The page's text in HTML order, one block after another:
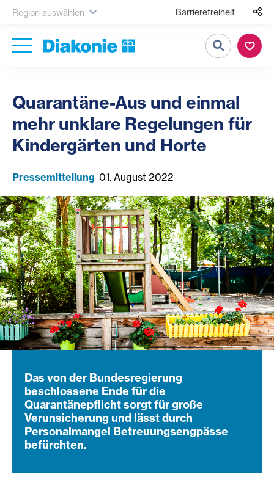
Region auswählen Barrierefreiheit
Suche
Quarantäne-Aus und einmal
mehr unklare Regelungen für
Kindergärten und Horte
Pressemitteilung 01. August 2022
Das von der Bundesregierung
beschlossene Ende für die
Quarantänepflicht sorgt für große
Verunsicherung und lässt durch
Personalmangel Betreuungsengpässe
befürchten.